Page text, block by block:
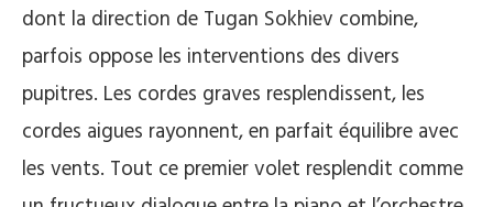
dont la direction de Tugan Sokhiev combine,
parfois oppose les interventions des divers
pupitres. Les cordes graves resplendissent, les
cordes aigues rayonnent, en parfait équilibre avec
les vents. Tout ce premier volet resplendit comme